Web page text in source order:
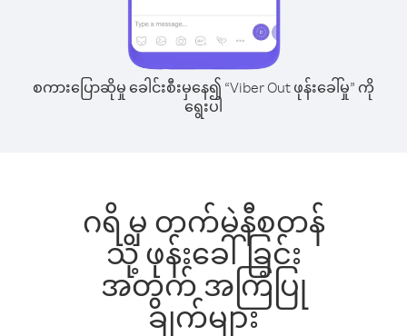
စကားပြောဆိုမှု ခေါင်းစီးမှနေ၍ “Viber Out ဖုန်းခေါ်မှု” ကို
ရွေးပါ
ဂရိ မှ တက်မဲနီစတန်
သို့ ဖုန်းခေါ်ခြင်း
အတွက် အကြံပြု
ချက်များ